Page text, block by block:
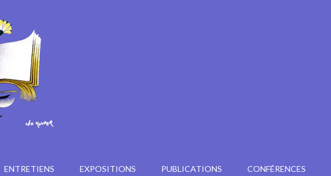
ENTRETIENS EXPOSITIONS PUBLICATIONS CONFÉRENCES